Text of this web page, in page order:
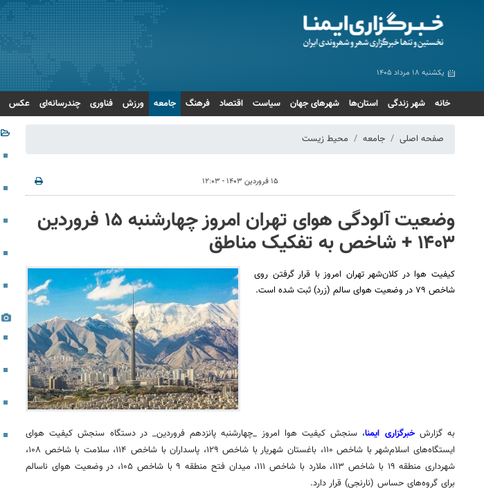
یکشنبه ۱۸ مرداد ۱۴۰۵
خانه شهر زندگی استان‌ها شهرهای جهان سیاست اقتصاد فرهنگ جامعه ورزش فناوری چندرسانه‌ای عکس
صفحه اصلی جامعه محیط زیست
۱۵ فروردین ۱۴۰۳ - ۱۲:۰۳
‌وضعیت آلودگی هوای تهران امروز چهارشنبه ۱۵ فروردین
۱۴۰۳ + شاخص به تفکیک مناطق
کیفیت هوا در کلان‌شهر تهران امروز با قرار گرفتن روی
شاخص ۷۹ در وضعیت هوای سالم (زرد) ثبت شده است.
به گزارش خبرگزاری ایمنا، سنجش کیفیت هوا امروز _چهارشنبه پانزدهم فروردین_ در دستگاه سنجش کیفیت هوای
ایستگاه‌های اسلام‌شهر با شاخص ۱۱۰، باغستان شهریار با شاخص ۱۲۹، پاسداران با شاخص ۱۱۴، سلامت با شاخص ۱۰۸،
شهرداری منطقه ۱۹ با شاخص ۱۱۳، ملارد با شاخص ۱۱۱، میدان فتح منطقه ۹ با شاخص ۱۰۵، در وضعیت هوای ناسالم
برای گروه‌های حساس (نارنجی) قرار دارد.